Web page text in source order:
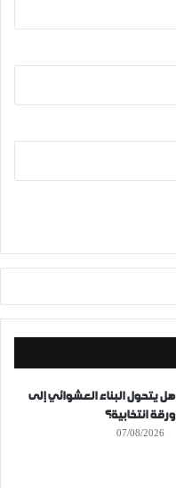
هل يتحول البناء العشوائي إلى
ورقة انتخابية؟
07/08/2026